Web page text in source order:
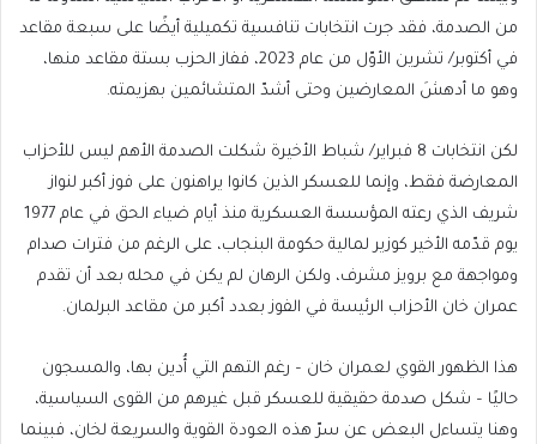
من الصدمة، فقد جرت انتخابات تنافسية تكميلية أيضًا على سبعة مقاعد
في أكتوبر/ تشرين الأوّل من عام 2023، ففاز الحزب بستة مقاعد منها،
وهو ما أدهشَ المعارضين وحتى أشدّ المتشائمين بهزيمته.
لكن انتخابات 8 فبراير/ شباط الأخيرة شكلت الصدمة الأهم ليس للأحزاب
المعارضة فقط، وإنما للعسكر الذين كانوا يراهنون على فوز أكبر لنواز
شريف الذي رعته المؤسسة العسكرية منذ أيام ضياء الحق في عام 1977
يوم قدّمه الأخير كوزير لمالية حكومة البنجاب، على الرغم من فترات صدام
ومواجهة مع برويز مشرف، ولكن الرهان لم يكن في محله بعد أن تقدم
عمران خان الأحزاب الرئيسة في الفوز بعدد أكبر من مقاعد البرلمان.
هذا الظهور القوي لعمران خان – رغم التهم التي أُدين بها، والمسجون
حاليًا – شكل صدمة حقيقية للعسكر قبل غيرهم من القوى السياسية،
وهنا يتساءل البعض عن سرّ هذه العودة القوية والسريعة لخان، فبينما